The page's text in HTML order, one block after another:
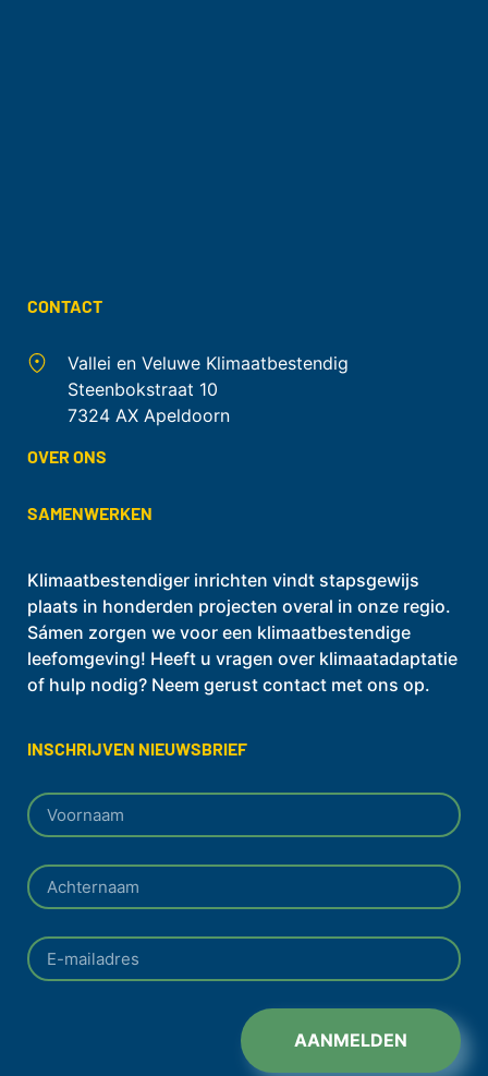
CONTACT
Vallei en Veluwe Klimaatbestendig
Steenbokstraat 10
7324 AX Apeldoorn
OVER ONS
SAMENWERKEN
Klimaatbestendiger inrichten vindt stapsgewijs
plaats in honderden projecten overal in onze regio.
Sámen zorgen we voor een klimaatbestendige
leefomgeving! Heeft u vragen over klimaatadaptatie
of hulp nodig? Neem gerust contact met ons op.
INSCHRIJVEN NIEUWSBRIEF
AANMELDEN